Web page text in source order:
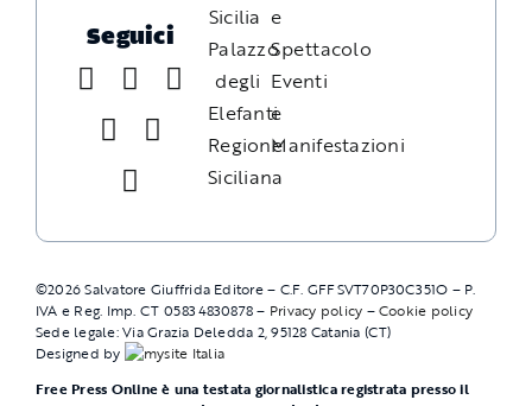
Seguici
Sicilia
Palazzo
degli
Elefanti
Regione
Siciliana
e
Spettacolo
Eventi
e
Manifestazioni
©2026Salvatore Giuffrida Editore – C.F. GFFSVT70P30C351O – P.
IVA e Reg. Imp. CT 05834830878 – Privacy policy –Cookie policy
Sede legale: Via Grazia Deledda 2, 95128 Catania (CT)
Designed by
Free Press Online è una testata giornalistica registrata presso il